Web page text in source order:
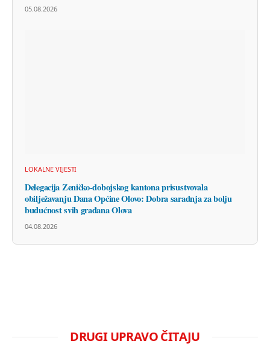
05.08.2026
LOKALNE VIJESTI
Delegacija Zeničko-dobojskog kantona prisustvovala
obilježavanju Dana Općine Olovo: Dobra saradnja za bolju
budućnost svih građana Olova
04.08.2026
DRUGI UPRAVO ČITAJU